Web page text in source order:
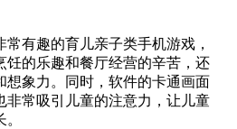
有趣的育儿亲子类手机游戏，
饪的乐趣和餐厅经营的辛苦，还
想象力。同时，软件的卡通画面
非常吸引儿童的注意力，让儿童